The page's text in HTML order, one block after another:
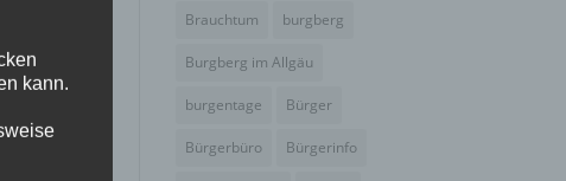
Brauchtum burgberg
Burgberg im Allgäu
burgentage Bürger
Bürgerbüro Bürgerinfo
kann.